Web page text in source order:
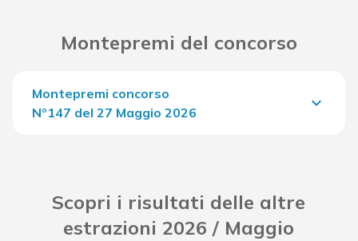
Montepremi del concorso
Montepremi concorso
Nº147 del 27 Maggio 2026
keyboard_arrow_down
Scopri i risultati delle altre
estrazioni 2026 / Maggio